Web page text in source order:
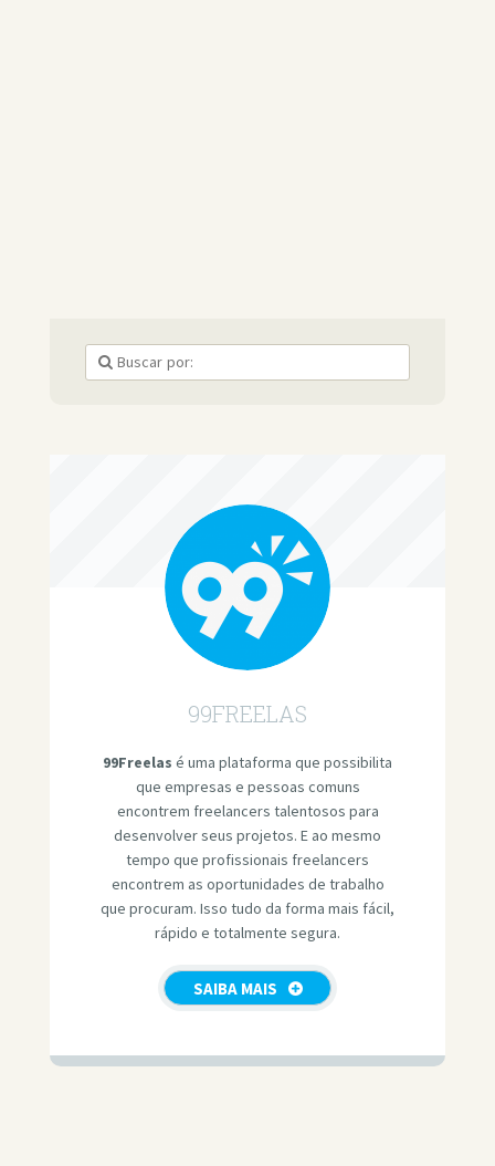
99FREELAS
99Freelas é uma plataforma que possibilita
que empresas e pessoas comuns
encontrem freelancers talentosos para
desenvolver seus projetos. E ao mesmo
tempo que profissionais freelancers
encontrem as oportunidades de trabalho
que procuram. Isso tudo da forma mais fácil,
rápido e totalmente segura.
SAIBA MAIS